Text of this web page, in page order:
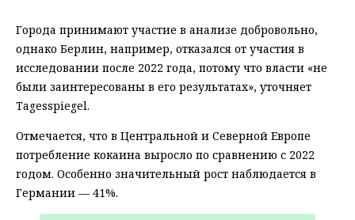
Города принимают участие в анализе добровольно,
однако Берлин, например, отказался от участия в
исследовании после 2022 года, потому что власти «не
были заинтересованы в его результатах», уточняет
Tagesspiegel.
Отмечается, что в Центральной и Северной Европе
потребление кокаина выросло по сравнению с 2022
годом. Особенно значительный рост наблюдается в
Германии — 41%.